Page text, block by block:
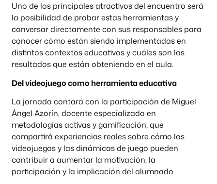
Uno de los principales atractivos del encuentro será
la posibilidad de probar estas herramientas y
conversar directamente con sus responsables para
conocer cómo están siendo implementadas en
distintos contextos educativos y cuáles son los
resultados que están obteniendo en el aula.
Del videojuego como herramienta educativa
La jornada contará con la participación de Miguel
Ángel Azorín, docente especializado en
metodologías activas y gamificación, que
compartirá experiencias reales sobre cómo los
videojuegos y las dinámicas de juego pueden
contribuir a aumentar la motivación, la
participación y la implicación del alumnado.